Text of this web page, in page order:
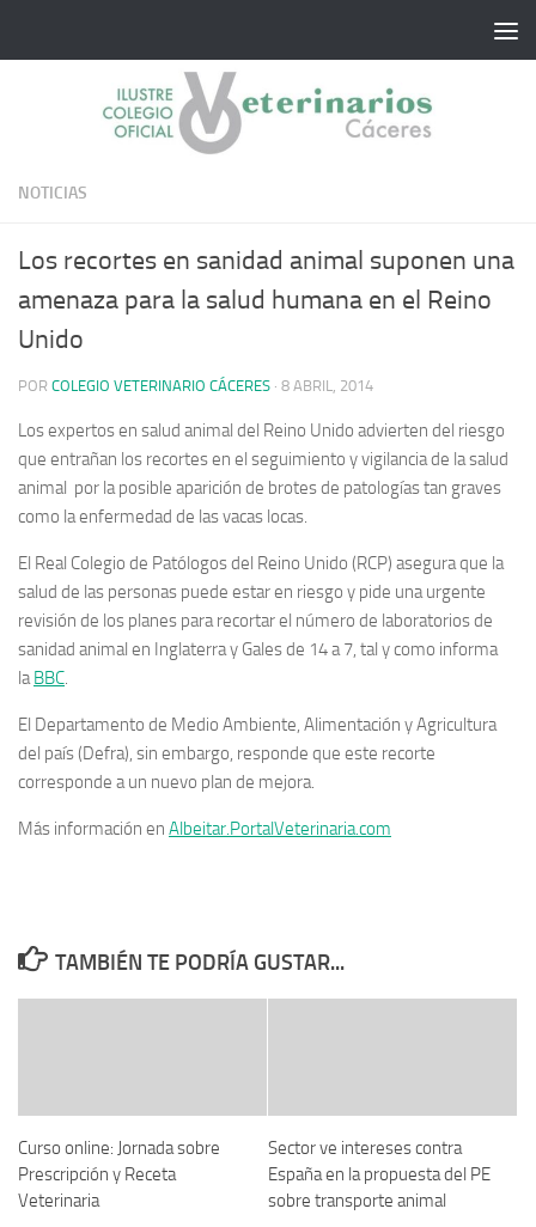
NOTICIAS
Los recortes en sanidad animal suponen una
amenaza para la salud humana en el Reino
Unido
POR COLEGIO VETERINARIO CÁCERES · 8 ABRIL, 2014
Los expertos en salud animal del Reino Unido advierten del riesgo
que entrañan los recortes en el seguimiento y vigilancia de la salud
animal por la posible aparición de brotes de patologías tan graves
como la enfermedad de las vacas locas.
El Real Colegio de Patólogos del Reino Unido (RCP) asegura que la
salud de las personas puede estar en riesgo y pide una urgente
revisión de los planes para recortar el número de laboratorios de
sanidad animal en Inglaterra y Gales de 14 a 7, tal y como informa
la BBC
El Departamento de Medio Ambiente, Alimentación y Agricultura
del país (Defra), sin embargo, responde que este recorte
corresponde a un nuevo plan de mejora.
Más información en Albeitar.PortalVeterinaria.com
TAMBIÉN TE PODRÍA GUSTAR...
Curso online: Jornada sobre
Prescripción y Receta
Veterinaria
Sector ve intereses contra
España en la propuesta del PE
sobre transporte animal